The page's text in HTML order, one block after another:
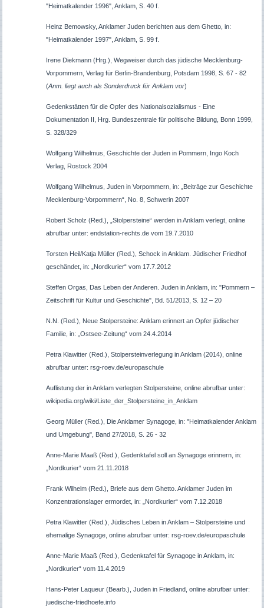
"Heimatkalender 1996", Anklam, S. 40 f.
Heinz Bemowsky, Anklamer Juden berichten aus dem Ghetto, in:
"Heimatkalender 1997", Anklam, S. 99 f.
Irene Diekmann (Hrg.), Wegweiser durch das jüdische Mecklenburg-
Vorpommern, Verlag für Berlin-Brandenburg, Potsdam 1998, S. 67 - 82
(Anm. liegt auch als Sonderdruck für Anklam vor)
Gedenkstätten für die Opfer des Nationalsozialismus - Eine
Dokumentation II, Hrg. Bundeszentrale für politische Bildung, Bonn 1999,
S. 328/329
Wolfgang Wilhelmus, Geschichte der Juden in Pommern, Ingo Koch
Verlag, Rostock 2004
Wolfgang Wilhelmus, Juden in Vorpommern, in: „Beiträge zur Geschichte
Mecklenburg-Vorpommern“, No. 8, Schwerin 2007
Robert Scholz (Red.), „Stolpersteine“ werden in Anklam verlegt, online
abrufbar unter: endstation-rechts.de vom 19.7.2010
Torsten Heil/Katja Müller (Red.), Schock in Anklam. Jüdischer Friedhof
geschändet, in: „Nordkurier“ vom 17.7.2012
Steffen Orgas, Das Leben der Anderen. Juden in Anklam, in: "Pommern –
Zeitschrift für Kultur und Geschichte", Bd. 51/2013, S. 12 – 20
N.N. (Red.), Neue Stolpersteine: Anklam erinnert an Opfer jüdischer
Familie, in: „Ostsee-Zeitung“ vom 24.4.2014
Petra Klawitter (Red.), Stolpersteinverlegung in Anklam (2014), online
abrufbar unter: rsg-roev.de/europaschule
Auflistung der in Anklam verlegten Stolpersteine, online abrufbar unter:
wikipedia.org/wiki/Liste_der_Stolpersteine_in_Anklam
Georg Müller (Red.), Die Anklamer Synagoge, in: "Heimatkalender Anklam
und Umgebung", Band 27/2018, S. 26 - 32
Anne-Marie Maaß (Red.), Gedenktafel soll an Synagoge erinnern, in:
„Nordkurier“ vom 21.11.2018
Frank Wilhelm (Red.), Briefe aus dem Ghetto. Anklamer Juden im
Konzentrationslager ermordet, in: „Nordkurier“ vom 7.12.2018
Petra Klawitter (Red.), Jüdisches Leben in Anklam – Stolpersteine und
ehemalige Synagoge, online abrufbar unter: rsg-roev.de/europaschule
Anne-Marie Maaß (Red.), Gedenktafel für Synagoge in Anklam, in:
„Nordkurier“ vom 11.4.2019
Hans-Peter Laqueur (Bearb.), Juden in Friedland, online abrufbar unter:
juedische-friedhoefe.info